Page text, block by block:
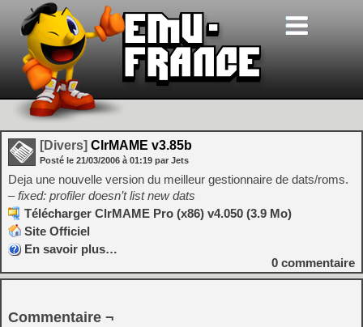
[Divers] ClrMAME v3.85b
Posté le 21/03/2006 à 01:19 par Jets
Deja une nouvelle version du meilleur gestionnaire de dats/roms.
– fixed: profiler doesn’t list new dats
Télécharger ClrMAME Pro (x86) v4.050 (3.9 Mo)
Site Officiel
En savoir plus…
0 commentaire
Commentaire ¬